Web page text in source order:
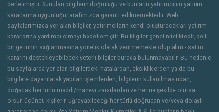
derlenmiştir. Sunulan bilgilerin doğruluğu ve bunların yatırımcının yatırım
kararlarına uygunluğu tarafımızca garanti edilmemektedir. Web
sayfalarımızda yer alan bilgiler, yatırımcıların kendi oluşturacakları yatırım
kararlarına yardımcı olmayı hedeflemiştir. Bu bilgiler genel niteliktedir, belli
bir getirinin sağlanmasına yönelik olarak verilmemekte olup alım - satım
kararını destekleyebilecek yeterli bilgiler burada bulunmayabilir. Bu nedenle
bu sayfalarda yer alan bilgilerdeki hatalardan, eksikliklerden ya da bu
bilgilere dayanılarak yapılan işlemlerden, bilgilerin kullanılmasından,
doğacak her türlü maddi/manevi zararlardan ve her ne şekilde olursa
olsun üçüncü kişilerin uğrayabileceği her türlü doğrudan ve/veya dolaylı